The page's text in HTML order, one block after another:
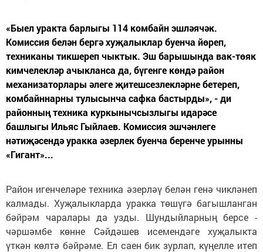
«Быел уракта барлыгы 114 комбайн эшләячәк.
Комиссия белән бергә хуҗалыклар буенча йөреп,
техниканы тикшереп чыктык. Эш барышында вак-төяк
кимчелекләр ачыкланса да, бүгенге көндә район
механизаторлары әлеге җитешсезлекләрне бетереп,
комбайннарны тулысынча сафка бастырды», - ди
районның техника куркынычсызлыгы идарәсе
башлыгы Ильяс Гыйлаев. Комиссия эшчәнлеге
нәтиҗәсендә уракка әзерлек буенча беренче урынны
«Гигант»...
Район игенчеләре техника әзерләү белән генә чикләнеп
калмады. Хуҗалыкларда уракка төшүгә багышланган
бәйрәм чаралары да узды. Шундыйларның берсе -
чәршәмбе көнне Сәйдәшев исемендәге хуҗалыкта
үткән көлтә бәйрәме. Ел саен бик зурлап, күңелле итеп